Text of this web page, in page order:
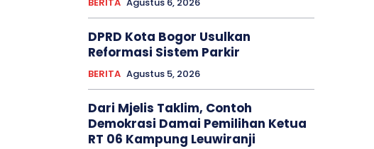
BERITA Agustus 6, 2026
DPRD Kota Bogor Usulkan
Reformasi Sistem Parkir
BERITA Agustus 5, 2026
Dari Mjelis Taklim, Contoh
Demokrasi Damai Pemilihan Ketua
RT 06 Kampung Leuwiranji